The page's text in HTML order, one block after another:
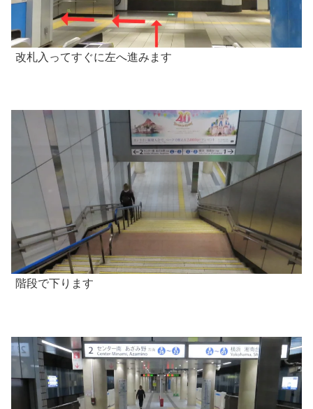
改札入ってすぐに左へ進みます
階段で下ります